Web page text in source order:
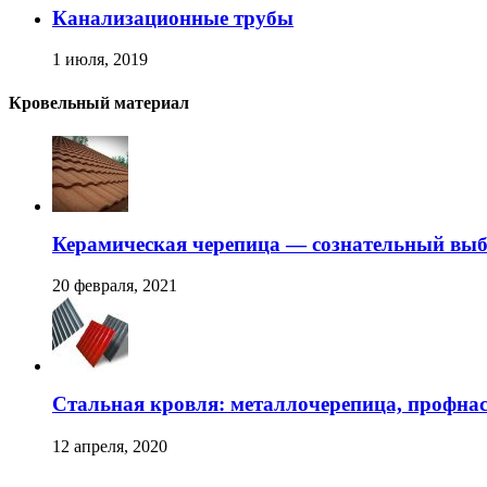
Канализационные трубы
1 июля, 2019
Кровельный материал
Керамическая черепица — сознательный
20 февраля, 2021
Стальная кровля: металлочерепица,
12 апреля, 2020